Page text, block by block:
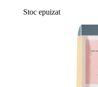
Stoc epuizat